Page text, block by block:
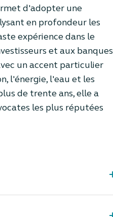
d'adopter une
en profondeur les
expérience dans le
et aux banques
un accent particulier
l'énergie, l'eau et les
de trente ans, elle a
les plus réputées